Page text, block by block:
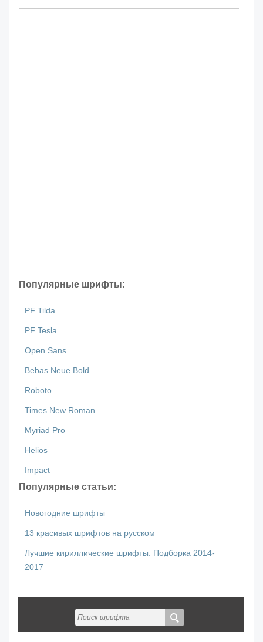
Популярные шрифты:
PF Tilda
PF Tesla
Open Sans
Bebas Neue Bold
Roboto
Times New Roman
Myriad Pro
Helios
Impact
Популярные статьи:
Новогодние шрифты
13 красивых шрифтов на русском
Лучшие кириллические шрифты. Подборка 2014-
2017